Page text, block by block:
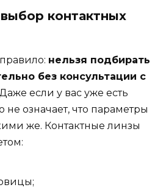
контактных
нельзя подбирать
без консультации с
если у вас уже есть
не означает, что параметры
же. Контактные линзы